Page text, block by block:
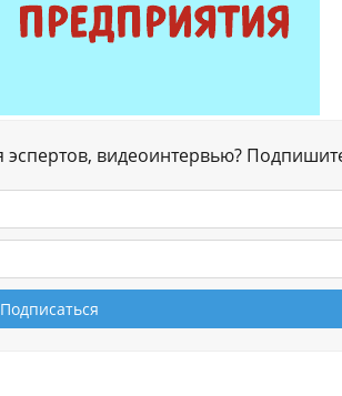
видеоинтервью?